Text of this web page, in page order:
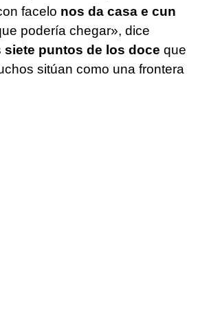
facelo nos da casa e cun
podería chegar», dice
siete puntos de los doce que
sitúan como una frontera